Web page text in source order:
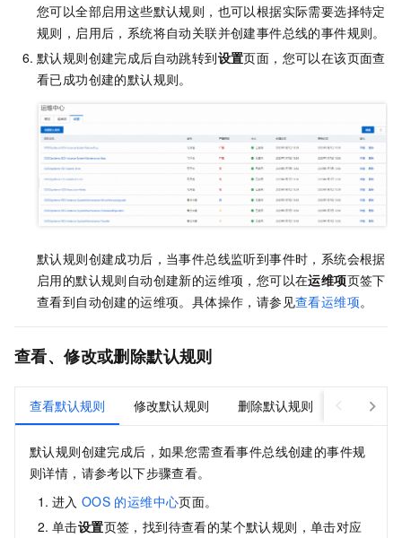
您可以全部启用这些默认规则，也可以根据实际需要选择特定
规则，启用后，系统将自动关联并创建事件总线的事件规则。
默认规则创建完成后自动跳转到设置页面，您可以在该页面查
看已成功创建的默认规则。
默认规则创建成功后，当事件总线监听到事件时，系统会根据
启用的默认规则自动创建新的运维项，您可以在运维项页签下
查看到自动创建的运维项。具体操作，请参见查看运维项。
查看、修改或删除默认规则
查看默认规则 修改默认规则 删除默认规则
默认规则创建完成后，如果您需查看事件总线创建的事件规
则详情，请参考以下步骤查看。
进入 OOS 的运维中心页面。
单击设置页签，找到待查看的某个默认规则，单击对应